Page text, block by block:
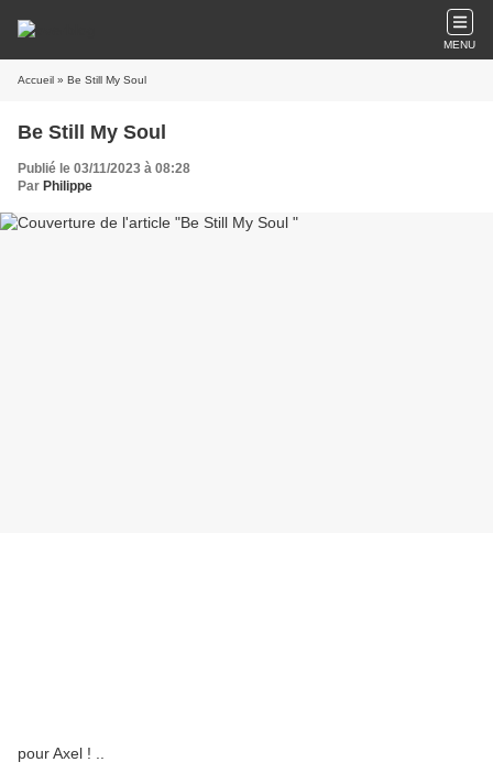
MENU
Accueil » Be Still My Soul
Be Still My Soul
Publié le 03/11/2023 à 08:28
Par Philippe
pour Axel ! ..